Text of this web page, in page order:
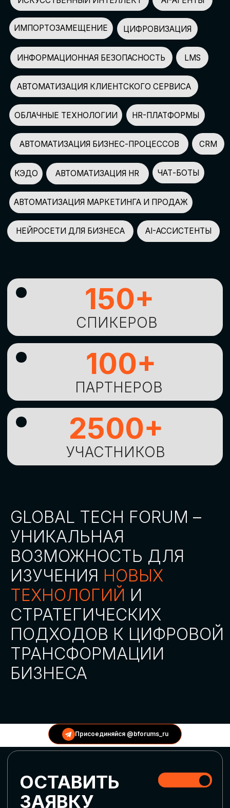
НЕЙРОСЕТИ ДЛЯ БИЗНЕСА
АВТОМАТИЗАЦИЯ МАРКЕТИНГА И ПРОДАЖ
AI-АССИСТЕНТЫ
СПИКЕРОВ
150+
ПАРТНЕРОВ
100+
УЧАСТНИКОВ
2500+
GLOBAL TECH FORUM –
ИЗУЧЕНИЯНОВЫХ
ТЕХНОЛОГИЙИ
СТРАТЕГИЧЕСКИХ
ПОДХОДОВ К ЦИФРОВОЙ
ТРАНСФОРМАЦИИ
БИЗНЕСА
Присоединяйся @bforums_ru
ОСТАВИТЬ
ЗАЯВКУ
АККРЕДИТАЦИЯ
СМИ
СКАЧАТЬ ПРОГРАММУ
СТАТЬ СПИКЕРОМ
Оставьте заявку, наши менеджеры
СТАТЬ УЧАСТНИКОМ
ГЛОБАЛЬНАЯ
ЦИФРОВИЗАЦИЯ
актуальных трендов глобальной цифровой
трансформации. Узнаем о новых подходах
массовом использовании ИИ-